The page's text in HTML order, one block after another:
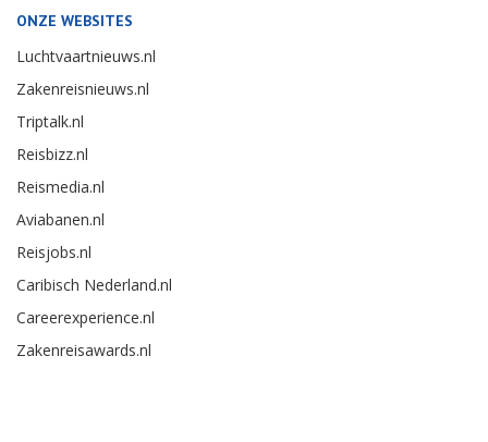
ONZE WEBSITES
Luchtvaartnieuws.nl
Zakenreisnieuws.nl
Triptalk.nl
Reisbizz.nl
Reismedia.nl
Aviabanen.nl
Reisjobs.nl
Caribisch Nederland.nl
Careerexperience.nl
Zakenreisawards.nl